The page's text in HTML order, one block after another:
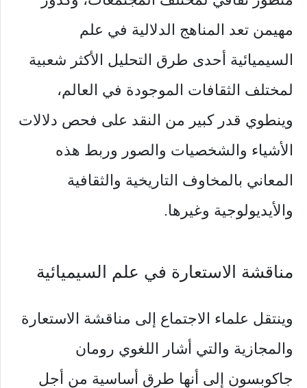
مهيمن تعد المناهج الدلالية في علم
السيميائية أحدى طرق التحليل الأكثر شعبية
لمختلف الثقافات الموجودة في العالم،
وينطوي قدر كبير من النقد على فحص دلالات
الأشياء والشخصيات والصور وربط هذه
المعاني بالمخاوف التاريخية والثقافية
والأيديولوجية وغيرها.
مناقشة الاستعارة في علم السيميائية
وينتقل علماء الاجتماع إلى مناقشة الاستعارة
والمجازية والتي أشار اللغوي رومان
جاكوبسون إلى أنها طرق أساسية من أجل